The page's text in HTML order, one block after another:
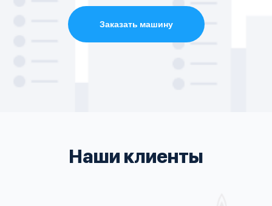
Заказать машину
Наши клиенты